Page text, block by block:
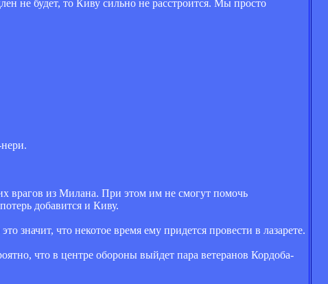
не будет, то Киву сильно не расстроится. Мы просто
врагов из Милана. При этом им не смогут помочь
добавится и Киву.
что некотое время ему придется провести в лазарете.
что в центре обороны выйдет пара ветеранов Кордоба-